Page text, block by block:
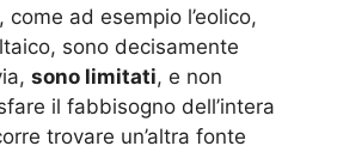
ad esempio l’eolico,
sono decisamente
sono limitati, e non
il fabbisogno dell’intera
trovare un’altra fonte